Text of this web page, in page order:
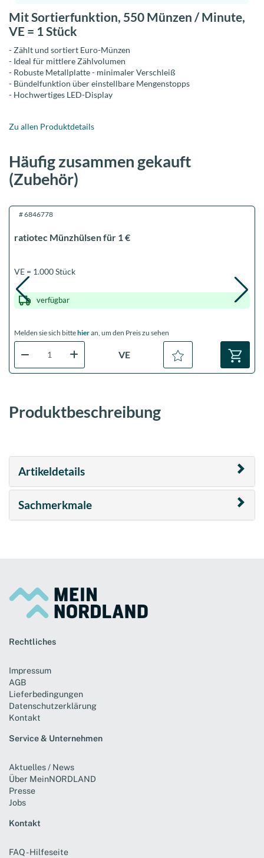
Mit Sortierfunktion, 550 Münzen / Minute,
VE = 1 Stück
- Zählt und sortiert Euro-Münzen
- Ideal für mittlere Zählvolumen
- Robuste Metallplatte - minimaler Verschleiß
- Bündelfunktion über einstellbare Mengenstopps
- Hochwertiges LED-Display
Zu allen Produktdetails
Häufig zusammen gekauft
(Zubehör)
#6846778
ratiotec Münzhülsen für 1 €
VE = 1.000 Stück
verfügbar
Melden sie sich bittehieran, um den Preis zu sehen
VE
Produktbeschreibung
Artikeldetails
Sachmerkmale
Rechtliches
Impressum
AGB
Lieferbedingungen
Datenschutzerklärung
Kontakt
Service & Unternehmen
Aktuelles / News
Über MeinNORDLAND
Presse
Jobs
Kontakt
FAQ - Hilfeseite